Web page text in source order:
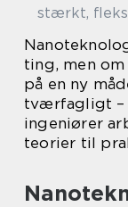
stærkt,
ting, men
på en ny
tværfagligt –
ingeniører
teorier til